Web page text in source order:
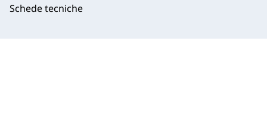
Schede tecniche